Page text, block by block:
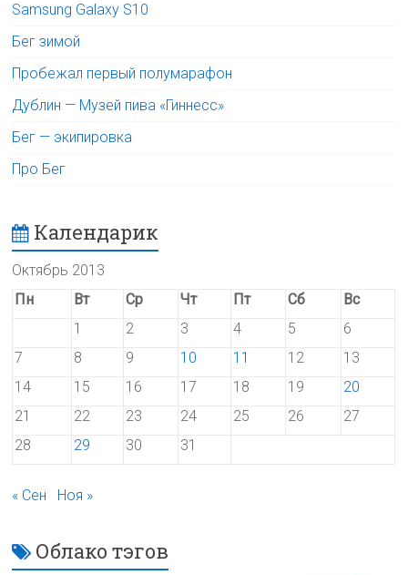
Samsung Galaxy S10
Бег зимой
Пробежал первый полумарафон
Дублин — Музей пива «Гиннесс»
Бег — экипировка
Про Бег
Календарик
Октябрь 2013
Пн
Вт Ср Чт Пт Сб
Вс
1
2 3 4 5
6
7
8 9 10 11 12
13
14
15 16 17 18 19
20
21
22 23 24 25 26
27
28
29 30 31
« Сен Ноя »
Облако тэгов